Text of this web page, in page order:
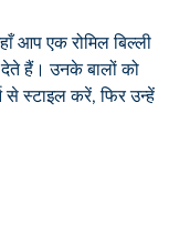
आप एक रोमिल बिल्ली
हैं। उनके बालों को
स्टाइल करें, फिर उन्हें